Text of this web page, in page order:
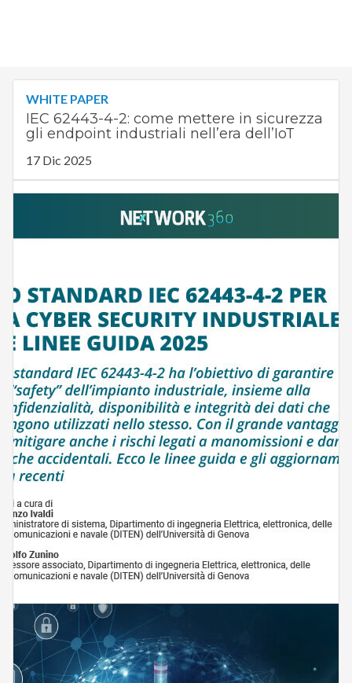
WHITE PAPER
IEC 62443-4-2: come mettere in sicurezza
gli endpoint industriali nell’era dell’IoT
17 Dic 2025